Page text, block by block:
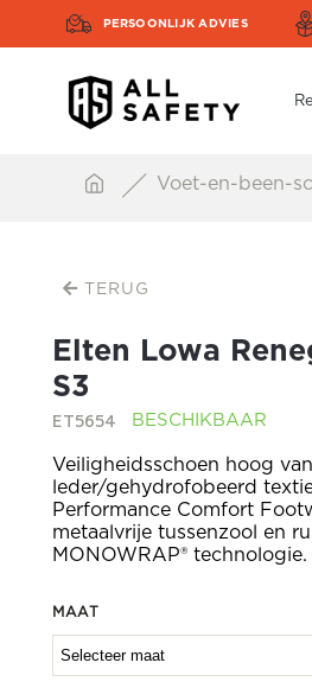
PERSOONLIJK ADVIES
Voet-en-been-
TERUG
Elten Lowa
S3
ET5654 BESCHIKBAAR
Veiligheidsschoen hoog
leder/gehydrofobeerd
Performance Comfort
metaalvrije tussenzool en
MONOWRAP® technologie.
MAAT